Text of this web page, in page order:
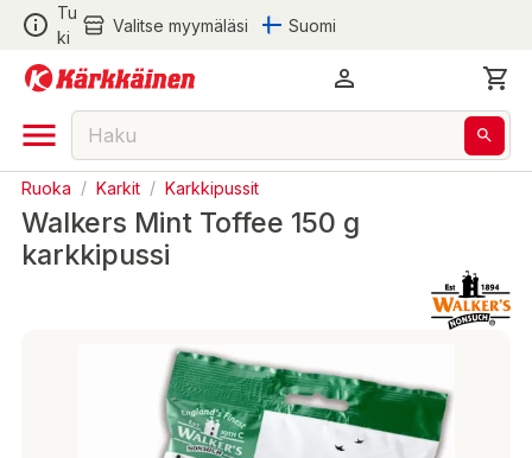
Tu
ki
Valitse myymäläsi Suomi
Ruoka / Karkit / Karkkipussit
Walkers Mint Toffee 150 g
karkkipussi